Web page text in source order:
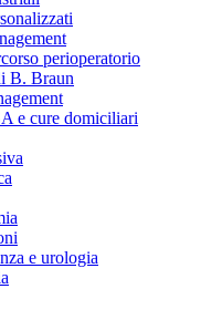
perioperatorio
B. Braun
e cure domiciliari
e urologia